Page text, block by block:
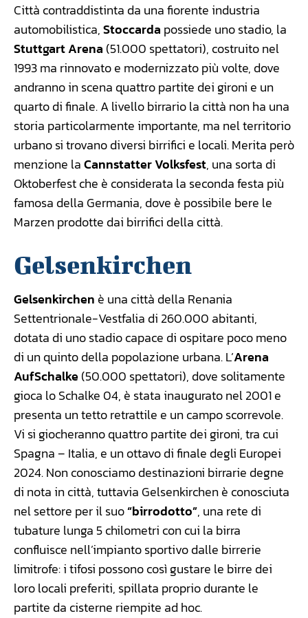
Città contraddistinta da una fiorente industria
automobilistica,Stoccarda possiede uno stadio, la
Stuttgart Arena (51.000 spettatori), costruito nel
1993 ma rinnovato e modernizzato più volte, dove
andranno in scena quattro partite dei gironi e un
quarto di finale. A livello birrario la città non ha una
storia particolarmente importante, ma nel territorio
urbano si trovano diversi birrifici e locali. Merita però
menzione laCannstatter Volksfest, una sorta di
Oktoberfest che è considerata la seconda festa più
famosa della Germania, dove è possibile bere le
Marzen prodotte dai birrifici della città.
Gelsenkirchen
Gelsenkirchen è una città della Renania
Settentrionale-Vestfalia di 260.000 abitanti,
dotata di uno stadio capace di ospitare poco meno
di un quinto della popolazione urbana. L’Arena
AufSchalke(50.000 spettatori), dove solitamente
gioca lo Schalke 04, è stata inaugurato nel 2001 e
presenta un tetto retrattile e un campo scorrevole.
Vi si giocheranno quattro partite dei gironi, tra cui
Spagna – Italia, e un ottavo di finale degli Europei
2024. Non conosciamo destinazioni birrarie degne
di nota in città, tuttavia Gelsenkirchen è conosciuta
nel settore per il suo“birrodotto”, una rete di
tubature lunga 5 chilometri con cui la birra
confluisce nell’impianto sportivo dalle birrerie
limitrofe: i tifosi possono così gustare le birre dei
loro locali preferiti, spillata proprio durante le
partite da cisterne riempite ad hoc.